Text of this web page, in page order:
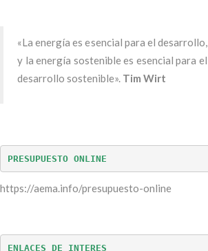
«La energía es esencial para el desarrollo,
y la energía sostenible es esencial para el
desarrollo sostenible». Tim Wirt
PRESUPUESTO ONLINE
https://aema.info/presupuesto-online
ENLACES DE INTERES